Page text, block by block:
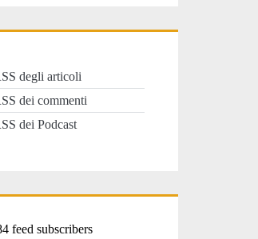
degli articoli
dei commenti
dei Podcast
feed subscribers